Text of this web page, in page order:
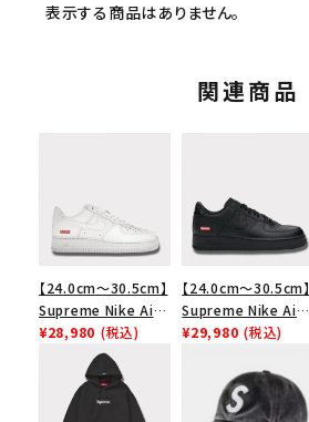
表示する商品はありません。
関連商品
【24.0cm～30.5cm】
Supreme Nike Air
Force 1 Low シュプ
リーム ナイキエアフォ
ース１スニーカー シ
ューズ ホワイト
¥28,980 (税込)
【24.0cm～30.5cm】
Supreme Nike Air
Force 1 Low シュプ
ース１スニーカー シ
ューズ ブラック
¥29,980 (税込)